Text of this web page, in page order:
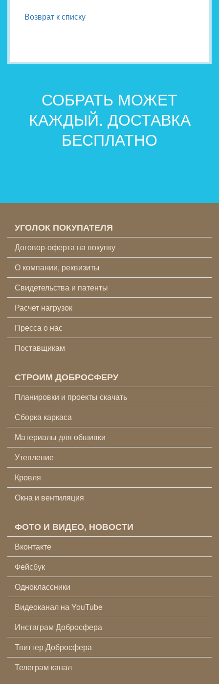
Возврат к списку
СОБРАТЬ МОЖЕТ
КАЖДЫЙ. ДОСТАВКА
БЕСПЛАТНО
УГОЛОК ПОКУПАТЕЛЯ
Договор-оферта на покупку
О компании, реквизиты
Свидетельства и патенты
Расчет нагрузок
Пресса о нас
Поставщикам
СТРОИМ ДОБРОСФЕРУ
Планировки и проекты скачать
Сборка каркаса
Материалы для обшивки
Утепление
Кровля
Окна и вентиляция
ФОТО И ВИДЕО, НОВОСТИ
Вконтакте
Фейсбук
Одноклассники
Видеоканал на YouTube
Инстаграм Добросфера
Твиттер Добросфера
Телеграм канал